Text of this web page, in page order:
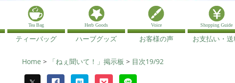
Tea Bag
ティーバッグ
Herb Goods
ハーブグッズ
Voice
お客様の声
Shopping Guide
お支払い・送
Home > 「ねぇ聞いて！」掲示板 > 目次19/92